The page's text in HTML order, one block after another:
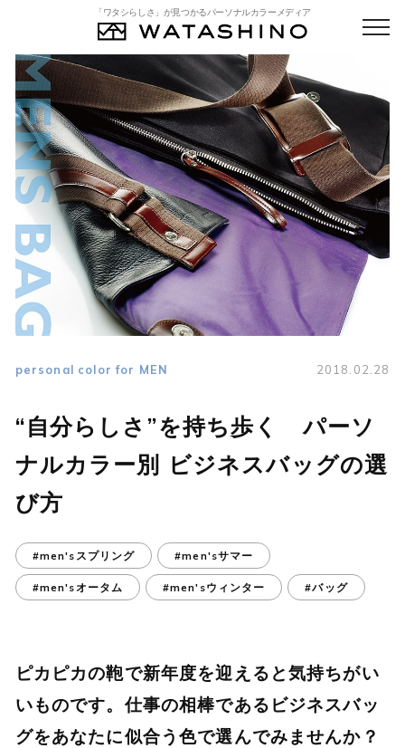
「ワタシらしさ」が見つかるパーソナルカラーメディア
personal color for MEN 2018.02.28
“自分らしさ”を持ち歩く パーソ
ナルカラー別 ビジネスバッグの選
び方
#men'sスプリング #men'sサマー
#men'sオータム #men'sウィンター #バッグ
ピカピカの鞄で新年度を迎えると気持ちがい
いものです。仕事の相棒であるビジネスバッ
グをあなたに似合う色で選んでみませんか？